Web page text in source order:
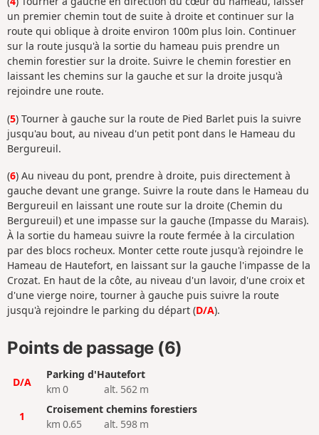
un premier chemin tout de suite à droite et continuer sur la
route qui oblique à droite environ 100m plus loin. Continuer
sur la route jusqu'à la sortie du hameau puis prendre un
chemin forestier sur la droite. Suivre le chemin forestier en
laissant les chemins sur la gauche et sur la droite jusqu'à
rejoindre une route.
(5) Tourner à gauche sur la route de Pied Barlet puis la suivre
jusqu'au bout, au niveau d'un petit pont dans le Hameau du
Bergureuil.
(6) Au niveau du pont, prendre à droite, puis directement à
gauche devant une grange. Suivre la route dans le Hameau du
Bergureuil en laissant une route sur la droite (Chemin du
Bergureuil) et une impasse sur la gauche (Impasse du Marais).
À la sortie du hameau suivre la route fermée à la circulation
par des blocs rocheux. Monter cette route jusqu'à rejoindre le
Hameau de Hautefort, en laissant sur la gauche l'impasse de la
Crozat. En haut de la côte, au niveau d'un lavoir, d'une croix et
d'une vierge noire, tourner à gauche puis suivre la route
jusqu'à rejoindre le parking du départ (D/A).
Points de passage (6)
D/A
Parking d'Hautefort
km 0
alt. 562 m
1
Croisement chemins forestiers
km 0.65
alt. 598 m